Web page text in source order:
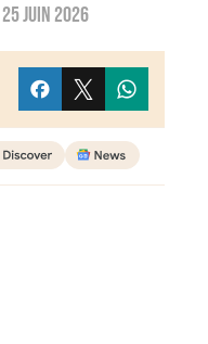
25 juin 2026